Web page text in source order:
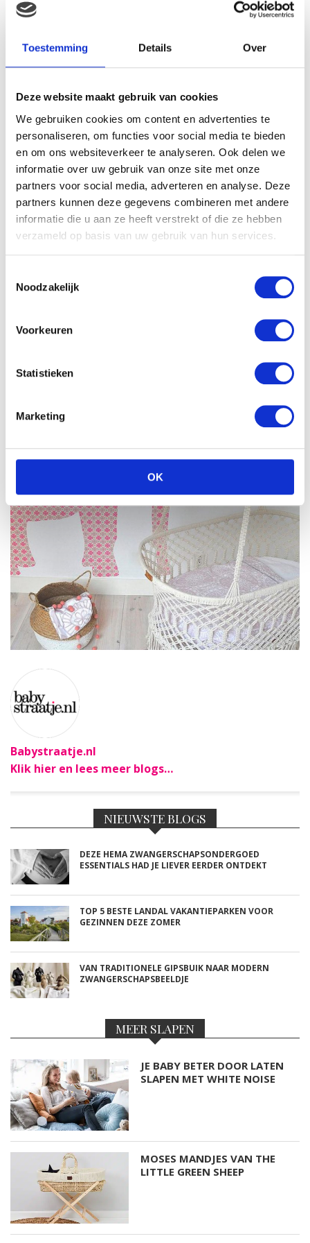
Toestemming Details Over
Deze website maakt gebruik van cookies
We gebruiken cookies om content en advertenties te
personaliseren, om functies voor social media te bieden
en om ons websiteverkeer te analyseren. Ook delen we
informatie over uw gebruik van onze site met onze
partners voor social media, adverteren en analyse. Deze
partners kunnen deze gegevens combineren met andere
informatie die u aan ze heeft verstrekt of die ze hebben
verzameld op basis van uw gebruik van hun services.
Noodzakelijk
Voorkeuren
Statistieken
Marketing
OK
Babystraatje.nl
Klik hier en lees meer blogs…
NIEUWSTE BLOGS
DEZE HEMA ZWANGERSCHAPSONDERGOED
ESSENTIALS HAD JE LIEVER EERDER ONTDEKT
TOP 5 BESTE LANDAL VAKANTIEPARKEN VOOR
GEZINNEN DEZE ZOMER
VAN TRADITIONELE GIPSBUIK NAAR MODERN
ZWANGERSCHAPSBEELDJE
MEER SLAPEN
JE BABY BETER DOOR LATEN
SLAPEN MET WHITE NOISE
MOSES MANDJES VAN THE
LITTLE GREEN SHEEP